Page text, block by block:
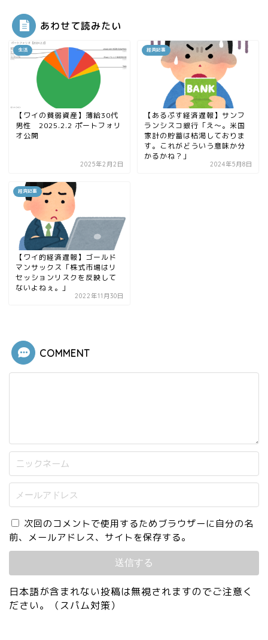
あわせて読みたい
生活
【ワイの貧弱資産】薄給30代
男性 2025.2.2 ポートフォリ
オ公開
2025年2月2日
経済記事
【あるぷす経済遅報】サンフ
ランシスコ銀行「え〜。米国
家計の貯蓄は枯渇しておりま
す。これがどういう意味か分
かるかね？」
2024年5月8日
経済記事
【ワイ的経済遅報】ゴールド
マンサックス「株式市場はリ
セッションリスクを反映して
ないよねぇ。」
2022年11月30日
COMMENT
次回のコメントで使用するためブラウザーに自分の名
前、メールアドレス、サイトを保存する。
日本語が含まれない投稿は無視されますのでご注意く
ださい。（スパム対策）